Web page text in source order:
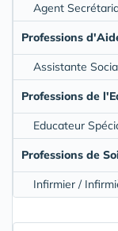
Agent
Professions
Assistante
Professions de
Educateur
Professions de
Infirmier /